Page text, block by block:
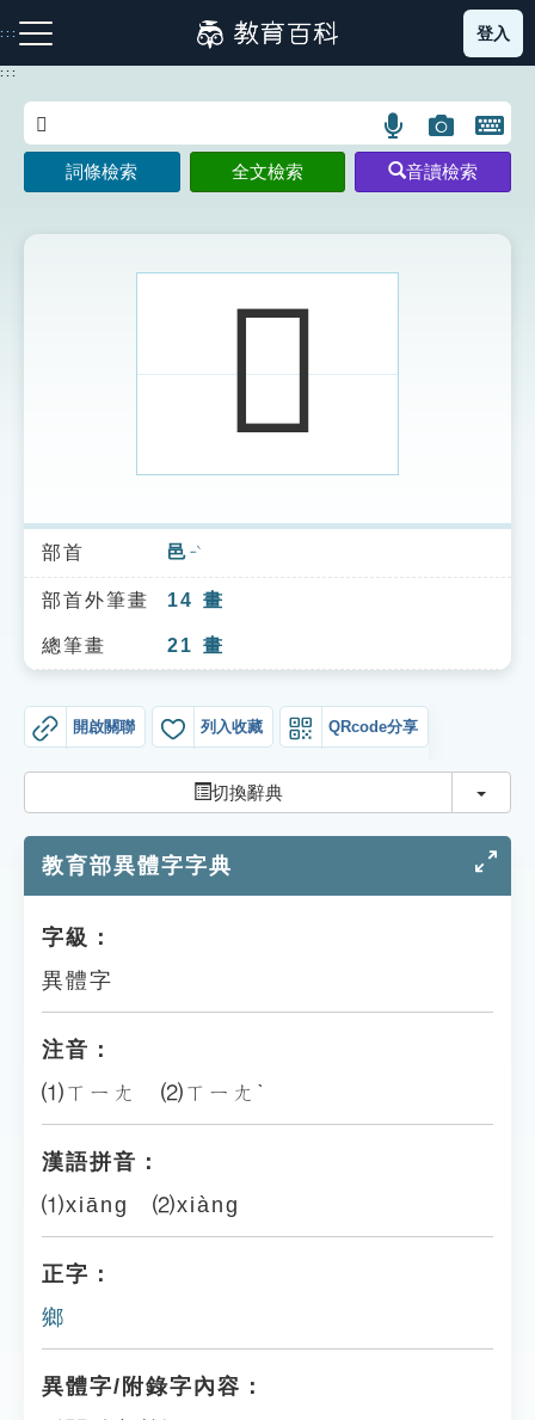
到
主
:::
注音索引圖示 筆畫索引圖示 部首索引表圖示
索引選單
知識索引
單字索引
貓頭鷹博士
登入
:::
語
言
搜
示
圖
片
搜
開
鍵
圖
詞條檢索 全文檢索 音讀檢索
𨞸
部首 邑 ㄧˋ
部首外筆畫 14 畫
總筆畫 21 畫
開啟關聯 列入收藏 QRcode分享
切換辭典 切換
教育部異體字字典
字級：
異體字
注音：
⑴ㄒㄧㄤ ⑵ㄒㄧㄤˋ
漢語拼音：
⑴xiāng ⑵xiàng
正字：
鄉
異體字/附錄字內容：